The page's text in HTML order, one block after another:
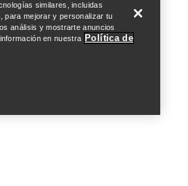
similares, incluidas
para mejorar y personalizar tu
análisis y mostrarte anuncios
en nuestra Política de